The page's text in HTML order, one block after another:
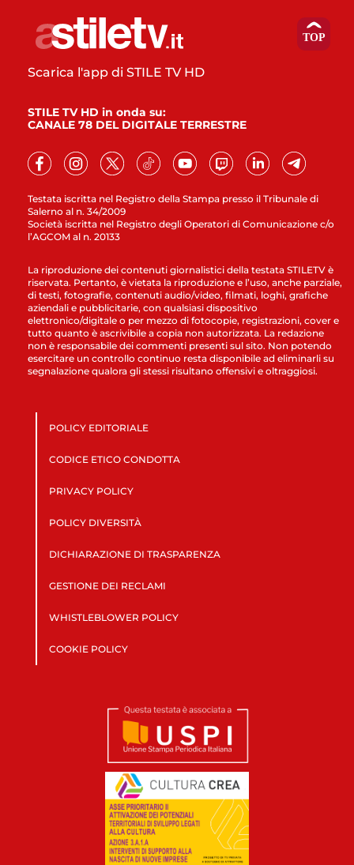
Testata iscritta nel Registro della Stampa presso il Tribunale di
Salerno al n. 34/2009
Società iscritta nel Registro degli Operatori di Comunicazione c/o
l’AGCOM al n. 20133
Scarica l'app di STILE TV HD
STILE TV HD in onda su:
CANALE 78 DEL DIGITALE TERRESTRE
La riproduzione dei contenuti giornalistici della testata STILETV è
riservata. Pertanto, è vietata la riproduzione e l’uso, anche parziale,
di testi, fotografie, contenuti audio/video, filmati, loghi, grafiche
aziendali e pubblicitarie, con qualsiasi dispositivo
elettronico/digitale o per mezzo di fotocopie, registrazioni, cover e
tutto quanto è ascrivibile a copia non autorizzata. La redazione
non è responsabile dei commenti presenti sul sito. Non potendo
esercitare un controllo continuo resta disponibile ad eliminarli su
segnalazione qualora gli stessi risultano offensivi e oltraggiosi.
POLICY EDITORIALE
CODICE ETICO CONDOTTA
PRIVACY POLICY
POLICY DIVERSITÀ
DICHIARAZIONE DI TRASPARENZA
GESTIONE DEI RECLAMI
WHISTLEBLOWER POLICY
COOKIE POLICY